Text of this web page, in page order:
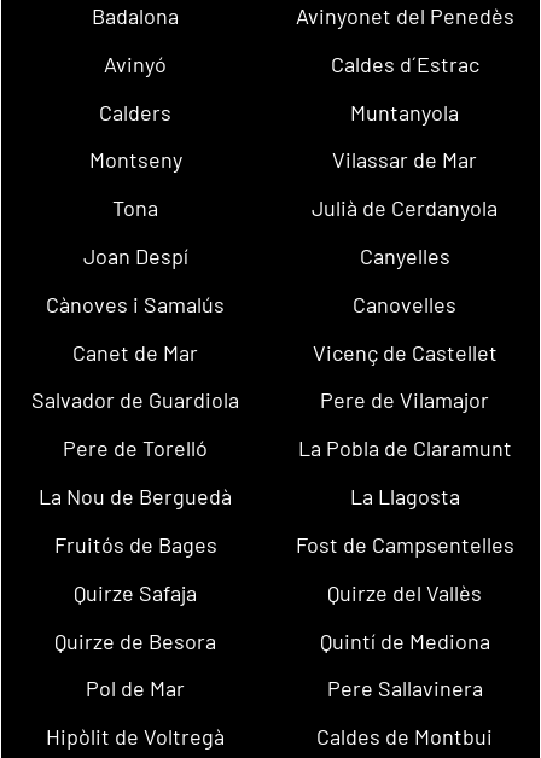
Badalona
Avinyonet del Penedès
Avinyó
Caldes d´Estrac
Calders
Muntanyola
Montseny
Vilassar de Mar
Tona
Julià de Cerdanyola
Joan Despí
Canyelles
Cànoves i Samalús
Canovelles
Canet de Mar
Vicenç de Castellet
Salvador de Guardiola
Pere de Vilamajor
Pere de Torelló
La Pobla de Claramunt
La Nou de Berguedà
La Llagosta
Fruitós de Bages
Fost de Campsentelles
Quirze Safaja
Quirze del Vallès
Quirze de Besora
Quintí de Mediona
Pol de Mar
Pere Sallavinera
Hipòlit de Voltregà
Caldes de Montbui